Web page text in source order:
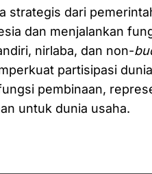
strategis dari
dan menjalankan
nirlaba, dan non-
partisipasi
pembinaan,
untuk dunia usaha.